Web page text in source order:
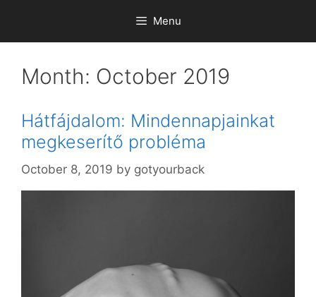
content
Menu
Month: October 2019
Hátfájdalom: Mindennapjainkat
megkeserítő probléma
October 8, 2019 by gotyourback